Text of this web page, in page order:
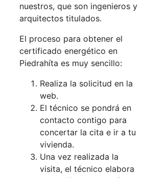
nuestros, que son ingenieros y
arquitectos titulados.
El proceso para obtener el
certificado energético en
Piedrahíta es muy sencillo:
Realiza la solicitud en la
web.
El técnico se pondrá en
contacto contigo para
concertar la cita e ir a tu
vivienda.
Una vez realizada la
visita, el técnico elabora